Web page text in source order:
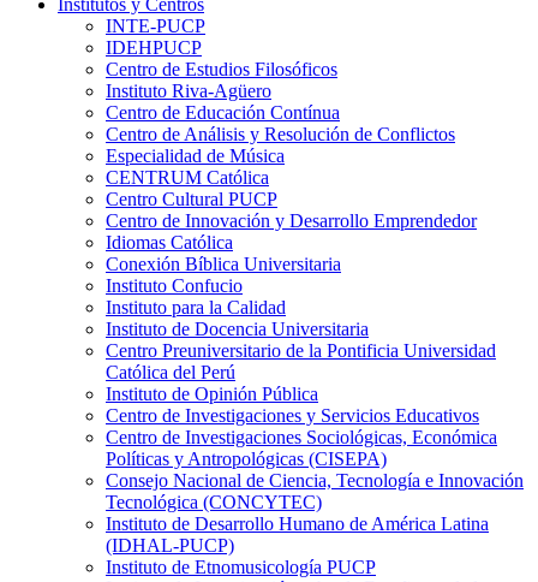
Institutos y Centros
INTE-PUCP
IDEHPUCP
Centro de Estudios Filosóficos
Instituto Riva-Agüero
Centro de Educación Contínua
Centro de Análisis y Resolución de Conflictos
Especialidad de Música
CENTRUM Católica
Centro Cultural PUCP
Centro de Innovación y Desarrollo Emprendedor
Idiomas Católica
Conexión Bíblica Universitaria
Instituto Confucio
Instituto para la Calidad
Instituto de Docencia Universitaria
Centro Preuniversitario de la Pontificia Universidad
Católica del Perú
Instituto de Opinión Pública
Centro de Investigaciones y Servicios Educativos
Centro de Investigaciones Sociológicas, Económica
Políticas y Antropológicas (CISEPA)
Consejo Nacional de Ciencia, Tecnología e Innovación
Tecnológica (CONCYTEC)
Instituto de Desarrollo Humano de América Latina
(IDHAL-PUCP)
Instituto de Etnomusicología PUCP